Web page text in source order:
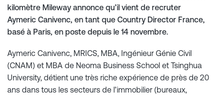
kilomètre Mileway annonce qu’il vient de recruter
Aymeric Canivenc, en tant que Country Director France,
basé à Paris, en poste depuis le 14 novembre.
Aymeric Canivenc, MRICS, MBA, Ingénieur Génie Civil
(CNAM) et MBA de Neoma Business School et Tsinghua
University, détient une très riche expérience de près de 20
ans dans tous les secteurs de l’immobilier (bureaux,